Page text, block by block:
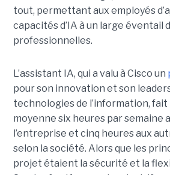
tout, permettant aux employés
capacités d’IA à un large éventail
professionnelles.
L’assistant IA, qui a valu à Cisco un
pour son innovation et son
technologies de l’information, fait
moyenne six heures par semaine
l’entreprise et cinq heures aux
selon la société. Alors que les
projet étaient la sécurité et la